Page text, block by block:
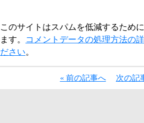
このサイトはスパムを低減するため
ます。
コメントデータの処理方法の
ださい
« 前の記事へ 次の記